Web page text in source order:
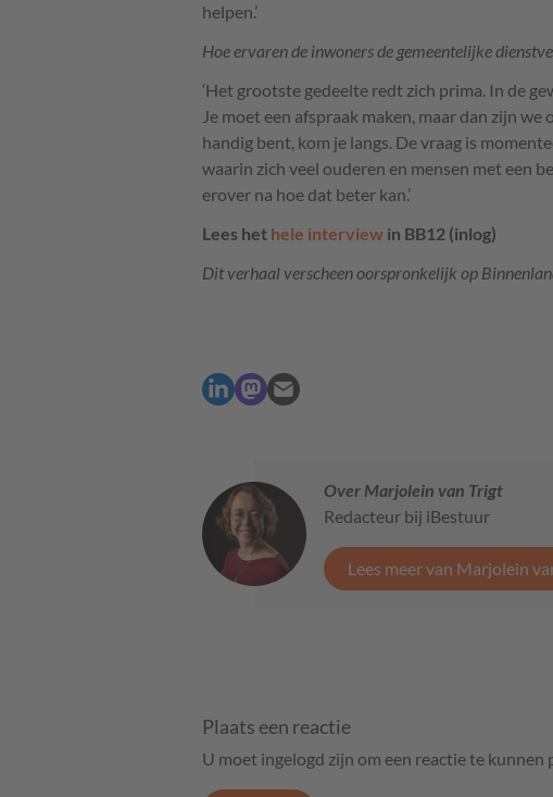
helpen.’
Hoe ervaren de inwoners de gemeentelijke
‘Het grootste gedeelte redt zich prima. In de
Je moet een afspraak maken, maar dan zijn
handig bent, kom je langs. De vraag is
waarin zich veel ouderen en mensen met een
erover na hoe dat beter kan.’
Lees het hele interview in BB12 (inlog)
Dit verhaal verscheen oorspronkelijk op
Over Marjolein van Trigt
Redacteur bij iBestuur
Lees meer van Marjolein
Plaats een reactie
U moet ingelogd zijn om een reactie te kunnen